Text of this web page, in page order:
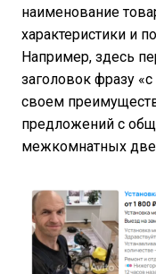
наименование
характеристики и
Например, здесь
заголовок фразу
своем
предложений с
межкомнатных